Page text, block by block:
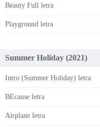
Beauty Full letra
Playground letra
Summer Holiday (2021)
Intro (Summer Holiday) letra
BEcause letra
Airplane letra